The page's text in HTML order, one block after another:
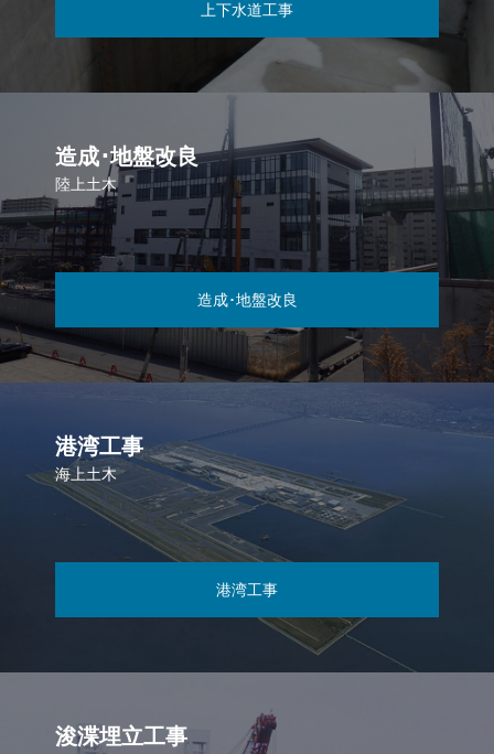
上下水道工事
造成･地盤改良
陸上土木
造成･地盤改良
港湾工事
海上土木
港湾工事
浚渫埋立工事